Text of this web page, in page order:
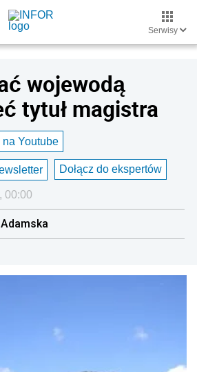
Serwisy
wojewodą
tytuł magistra
Youtube
Dołącz do ekspertów
00:00